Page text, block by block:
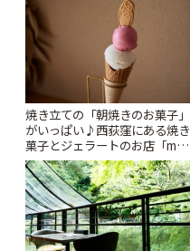
焼き立ての「朝焼きのお菓子」
がいっぱい♪西荻窪にある焼き
菓子とジェラートのお店「mUni
(ムニ)」 | ことりっぷ